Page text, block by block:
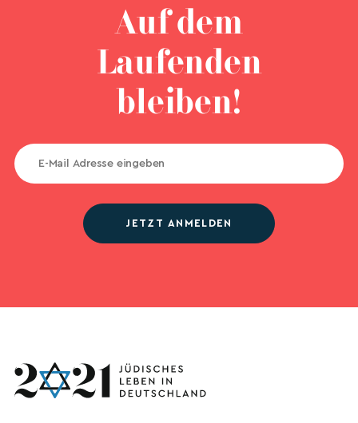
Auf dem
Laufenden
bleiben!
JETZT ANMELDEN